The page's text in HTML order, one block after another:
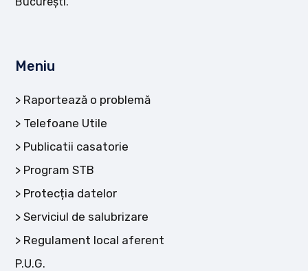
Meniu
Raportează o problemă
Telefoane Utile
Publicatii casatorie
Program STB
Protecția datelor
Serviciul de salubrizare
Regulament local aferent
P.U.G.